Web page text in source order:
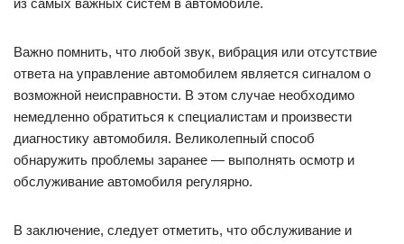
из самых важных систем в автомобиле.
Важно помнить, что любой звук, вибрация или отсутствие
ответа на управление автомобилем является сигналом о
возможной неисправности. В этом случае необходимо
немедленно обратиться к специалистам и произвести
диагностику автомобиля. Великолепный способ
обнаружить проблемы заранее — выполнять осмотр и
обслуживание автомобиля регулярно.
В заключение, следует отметить, что обслуживание и